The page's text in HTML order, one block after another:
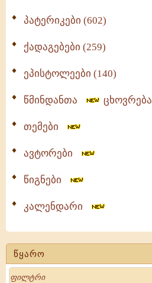
პატერიკები (602)
ქადაგებები (259)
ეპისტოლეები (140)
წმინდანთა ცხოვრება
თემები
ავტორები
წიგნები
კალენდარი
წყარო
Search